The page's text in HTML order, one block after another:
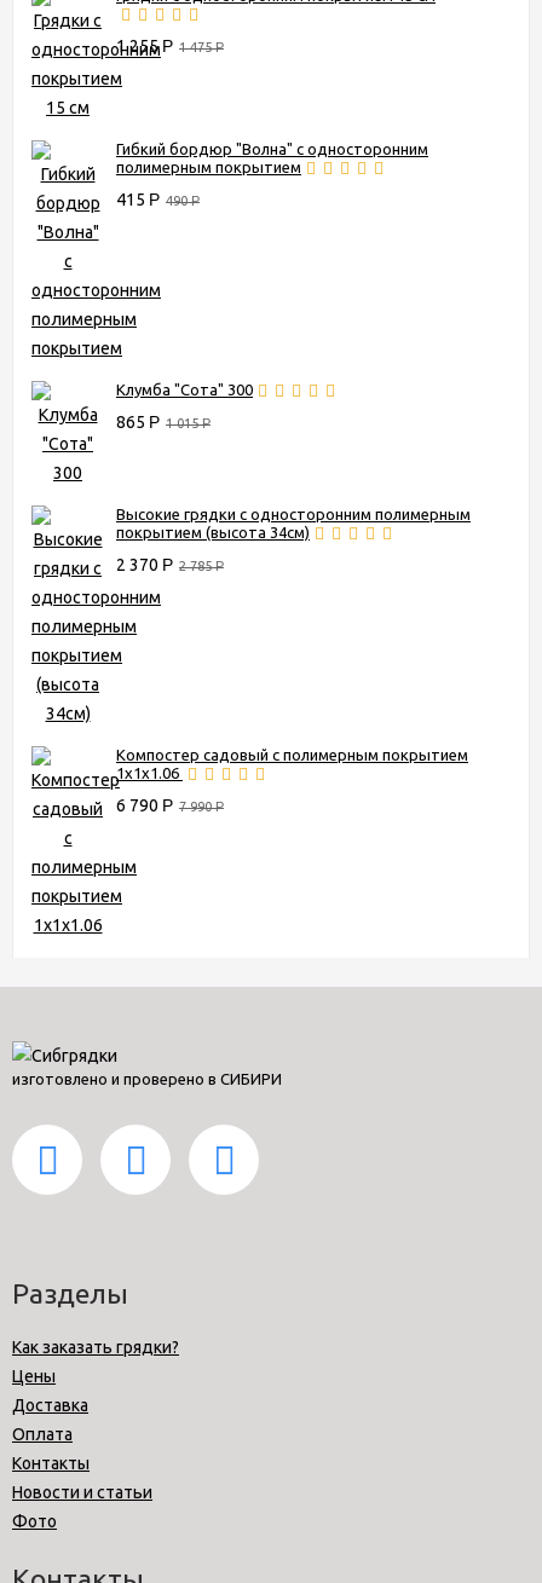
1 255Р 1 475Р
Гибкий бордюр "Волна" с односторонним
полимерным покрытием
415 Р 490Р
Клумба "Сота" 300
865 Р 1 015Р
Высокие грядки с односторонним полимерным
покрытием (высота 34см)
2 370 Р 2 785Р
Компостер садовый с полимерным покрытием
1х1х1.06
6 790 Р 7 990Р
изготовлено и проверено в СИБИРИ
Разделы
Как заказать грядки?
Цены
Доставка
Оплата
Контакты
Новости и статьи
Фото